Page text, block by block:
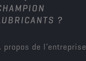
?
propos de l’entreprise